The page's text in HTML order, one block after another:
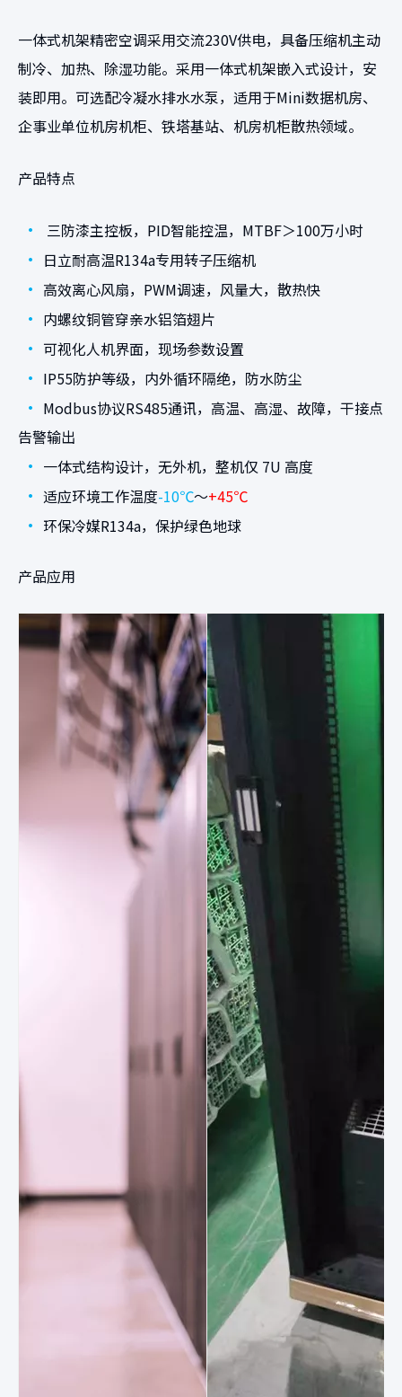
一体式机架精密空调采用交流230V供电，具备压缩机主动
制冷、加热、除湿功能。采用一体式机架嵌入式设计，安
装即用。可选配冷凝水排水水泵，适用于Mini数据机房、
企事业单位机房机柜、铁塔基站、机房机柜散热领域。
产品特点
• 三防漆主控板，PID智能控温，MTBF＞100万小时
• 日立耐高温R134a专用转子压缩机
• 高效离心风扇，PWM调速，风量大，散热快
• 内螺纹铜管穿亲水铝箔翅片
• 可视化人机界面，现场参数设置
• IP55防护等级，内外循环隔绝，防水防尘
• Modbus协议RS485通讯，高温、高湿、故障，干接点
告警输出
• 一体式结构设计，无外机，整机仅 7U 高度
• 适应环境工作温度-10℃～+45℃
• 环保冷媒R134a，保护绿色地球
产品应用